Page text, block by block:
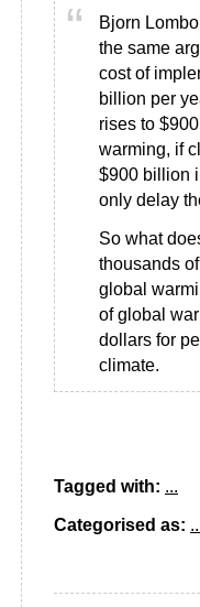
Bjorn
the same
cost of
billion per
rises to
warming, if
$900 billion
only delay
So what
thousands
global
of global
dollars for
climate.
Tagged with: ...
Categorised as: